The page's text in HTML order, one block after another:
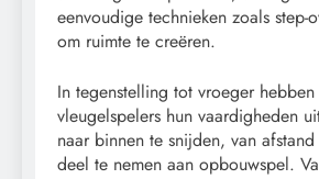
eenvoudige technieken zoals step-
om ruimte te creëren.
In tegenstelling tot vroeger
vleugelspelers hun vaardigheden
naar binnen te snijden, van
deel te nemen aan opbouwspel.